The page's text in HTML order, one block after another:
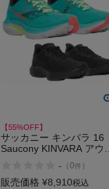
【55%OFF】
サッカニー キンバラ 16
Saucony KINVARA アウト
-（0件 ）
販売価格 ¥8,910税込